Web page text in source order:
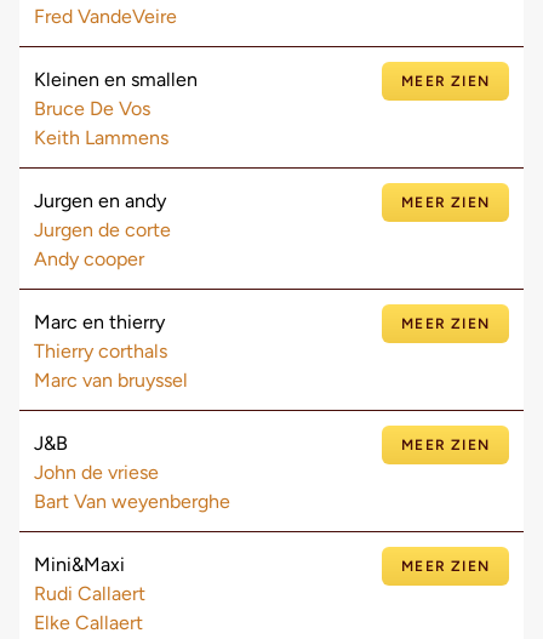
Fred VandeVeire
Kleinen en smallen
Bruce De Vos
Keith Lammens
MEER ZIEN
Jurgen en andy
Jurgen de corte
Andy cooper
MEER ZIEN
Marc en thierry
Thierry corthals
Marc van bruyssel
MEER ZIEN
J&B
John de vriese
Bart Van weyenberghe
MEER ZIEN
Mini&Maxi
Rudi Callaert
Elke Callaert
MEER ZIEN